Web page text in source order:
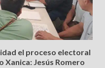
el proceso electoral
Jesús Romero